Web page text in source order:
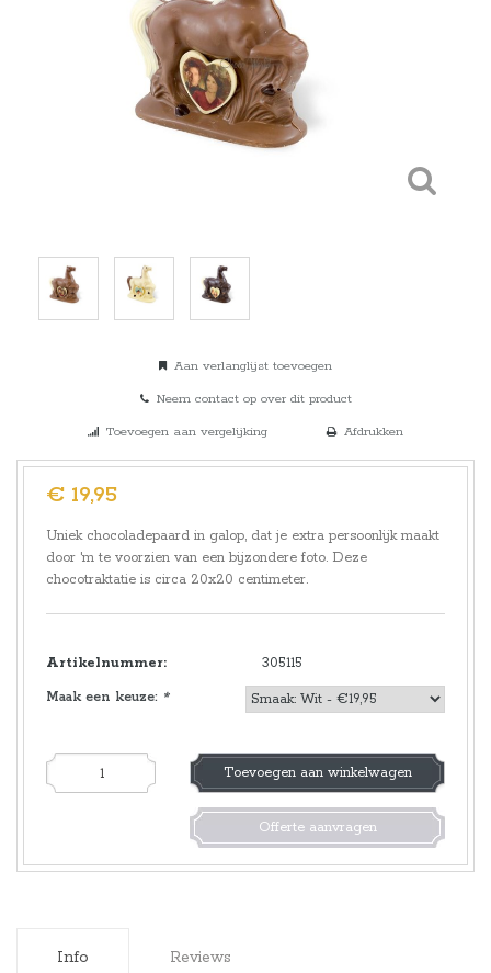
Aan verlanglijst toevoegen
Neem contact op over dit product
Toevoegen aan vergelijking
Afdrukken
€ 19,95
Uniek chocoladepaard in galop, dat je extra persoonlijk maakt
door 'm te voorzien van een bijzondere foto. Deze
chocotraktatie is circa 20x20 centimeter.
Artikelnummer: 305115
Maak een keuze: *
Toevoegen aan winkelwagen
Offerte aanvragen
Info Reviews